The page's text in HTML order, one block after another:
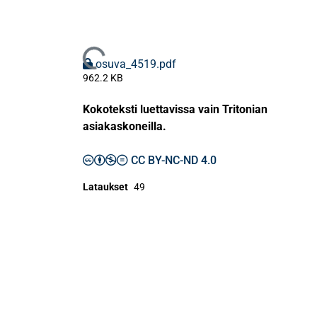
Ladataan...osuva_4519.pdf
962.2 KB
Kokoteksti luettavissa vain Tritonian
asiakaskoneilla.
CC BY-NC-ND 4.0
Lataukset 49